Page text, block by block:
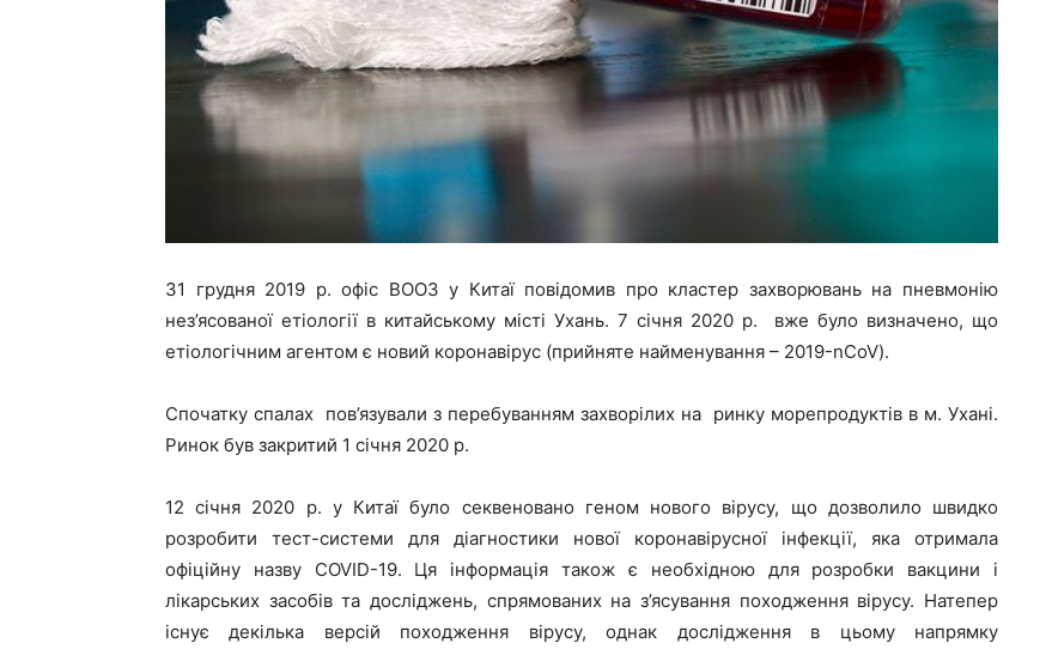
31 грудня 2019 р. офіс ВООЗ у Китаї повідомив про кластер захворювань на пневмонію
нез’ясованої етіології в китайському місті Ухань. 7 січня 2020 р. вже було визначено, що
етіологічним агентом є новий коронавірус (прийняте найменування – 2019-nCoV).
Спочатку спалах пов’язували з перебуванням захворілих на ринку морепродуктів в м. Ухані.
Ринок був закритий 1 січня 2020 р.
12 січня 2020 р. у Китаї було секвеновано геном нового вірусу, що дозволило швидко
розробити тест-системи для діагностики нової коронавірусної інфекції, яка отримала
офіційну назву COVID-19. Ця інформація також є необхідною для розробки вакцини і
лікарських засобів та досліджень, спрямованих на з’ясування походження вірусу. Натепер
існує декілька версій походження вірусу, однак дослідження в цьому напрямку